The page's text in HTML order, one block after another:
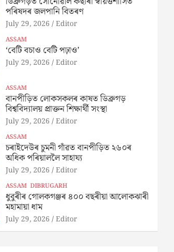
পৰিষদৰ জলপানি বিতৰণ
July 29, 2026 Editor
ASSAM
‘বেটি বচাও বেটি পঢ়াও’
July 29, 2026 Editor
ASSAM
বানপীড়িত লোকসকলৰ কাষত ডিব্ৰুগড়
বিশ্ববিদ্যালয় প্ৰাক্তন শিক্ষাৰ্থী সংস্থা
July 29, 2026 Editor
ASSAM
চৰাইদেউৰ চুমনী গাঁৱত বানপীড়িত ২৬০ৰ
অধিক পৰিয়াললৈ সাহায্য
July 29, 2026 Editor
ASSAM DIBRUGARH
ধুবুৰীৰ গোলকগঞ্জৰ ৪০০ বছৰীয়া আলোকঝাৰী
মহামায়া ধাম
July 29, 2026 Editor